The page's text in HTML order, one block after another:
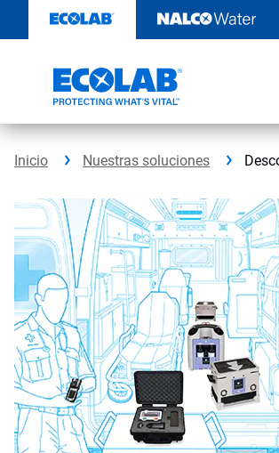
contenido
Inicio Nuestras soluciones